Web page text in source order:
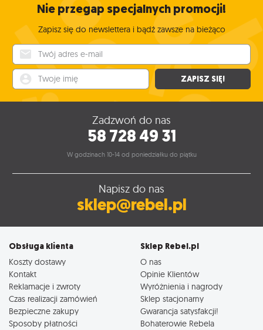
Nie przegap specjalnych promocji!
Zapisz się do newslettera i bądź zawsze na bieżąco
ZAPISZ SIĘ!
Zadzwoń do nas
58 728 49 31
W godzinach 10-14 od poniedziałku do piątku
Napisz do nas
sklep@rebel.pl
Obsługa klienta
Koszty dostawy
Kontakt
Reklamacje i zwroty
Czas realizacji zamówień
Bezpieczne zakupy
Sposoby płatności
Sklep Rebel.pl
O nas
Opinie Klientów
Wyróżnienia i nagrody
Sklep stacjonarny
Gwarancja satysfakcji!
Bohaterowie Rebela